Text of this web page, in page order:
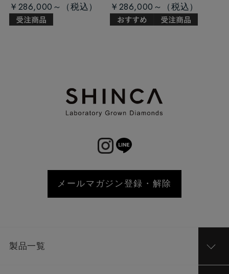
￥286,000～ ￥286,000～
メールマガジン登録・解除
製品一覧